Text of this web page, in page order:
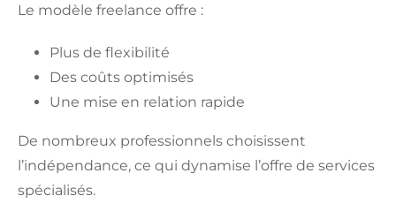
Le modèle freelance offre :
Plus de flexibilité
Des coûts optimisés
Une mise en relation rapide
De nombreux professionnels choisissent
l’indépendance, ce qui dynamise l’offre de services
spécialisés.